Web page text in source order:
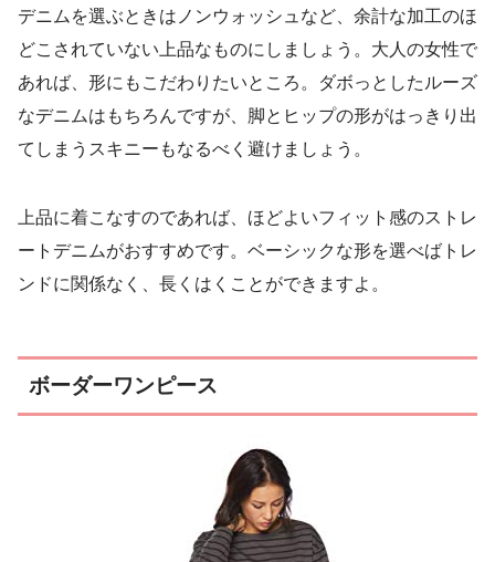
デニムを選ぶときはノンウォッシュなど、余計な加工のほ
どこされていない上品なものにしましょう。大人の女性で
あれば、形にもこだわりたいところ。ダボっとしたルーズ
なデニムはもちろんですが、脚とヒップの形がはっきり出
てしまうスキニーもなるべく避けましょう。
上品に着こなすのであれば、ほどよいフィット感のストレ
ートデニムがおすすめです。ベーシックな形を選べばトレ
ンドに関係なく、長くはくことができますよ。
ボーダーワンピース